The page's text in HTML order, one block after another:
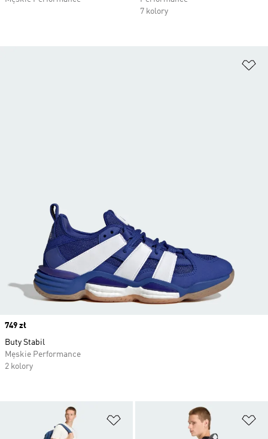
7 kolory
Dodaj do listy życzeń
Price
749 zł
Buty Stabil
Męskie Performance
2 kolory